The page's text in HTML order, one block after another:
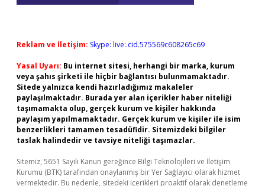
Reklam ve İletişim: Skype: live:.cid.575569c608265c69
Yasal Uyarı: Bu internet sitesi, herhangi bir marka, kurum
veya şahıs şirketi ile hiçbir bağlantısı bulunmamaktadır.
Sitede yalnızca kendi hazırladığımız makaleler
paylaşılmaktadır. Burada yer alan içerikler haber niteliği
taşımamakta olup, gerçek kurum ve kişiler hakkında
paylaşım yapılmamaktadır. Gerçek kurum ve kişiler ile isim
benzerlikleri tamamen tesadüfidir. Sitemizdeki bilgiler
taslak halindedir ve tavsiye niteliği taşımazlar.
Sitemiz, 5651 Sayılı Kanun gereğince Bilgi Teknolojileri ve İletişim
Kurumu (BTK) tarafından onaylanmış bir Yer Sağlayıcı olarak hizmet
vermektedir. Bu nedenle, sitedeki içerikleri proaktif olarak denetleme